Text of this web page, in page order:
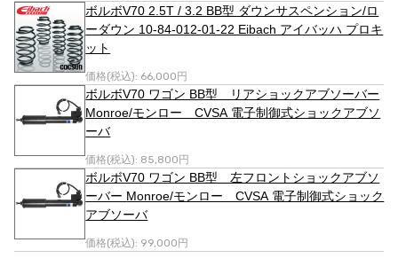
ボルボV70 2.5T / 3.2 BB型 ダウンサスペンション/ロ
ーダウン 10-84-012-01-22 Eibach アイバッハ プロキ
ット
価格(税込): 66,000円
ボルボV70 ワゴン BB型 リアショックアブソーバー
Monroe/モンロー CVSA 電子制御式ショックアブソ
ーバ
価格(税込): 85,800円
ボルボV70 ワゴン BB型 左フロントショックアブソ
ーバー Monroe/モンロー CVSA 電子制御式ショック
アブソーバ
価格(税込): 99,000円